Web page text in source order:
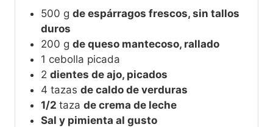
500 g de espárragos frescos, sin tallos
duros
200 g de queso mantecoso, rallado
1 cebolla picada
2 dientes de ajo, picados
4 tazas de caldo de verduras
1/2 taza de crema de leche
Sal y pimienta al gusto